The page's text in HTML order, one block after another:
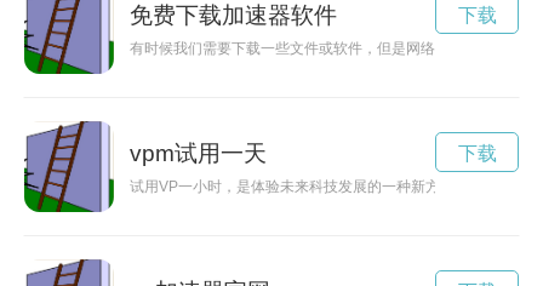
免费下载加速器软件
有时候我们需要下载一些文件或软件，但是网络速度却让人感
下载
vpm试用一天
试用VP一小时，是体验未来科技发展的一种新方式。在短暂的
下载